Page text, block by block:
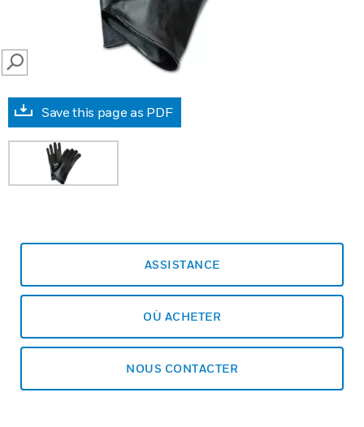
SEARCH
Save this page as PDF
ASSISTANCE
OÙ ACHETER
NOUS CONTACTER